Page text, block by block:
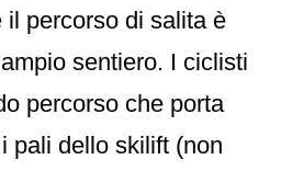
percorso di salita è
sentiero. I ciclisti
percorso che porta
pali dello skilift (non